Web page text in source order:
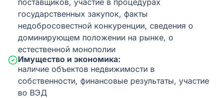
поставщиков, участие в процедурах
государственных закупок, факты
недобросовестной конкуренции, сведения о
доминирующем положении на рынке, о
естественной монополии
Имущество и экономика:
наличие объектов недвижимости в
собственности, финансовые результаты, участие
во ВЭД